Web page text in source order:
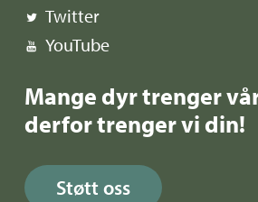
Twitter
YouTube
Mange dyr trenger
derfor trenger vi din!
Støtt oss